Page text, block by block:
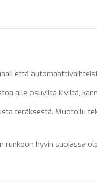
että
alle osuvilta kiviltä,
teräksestä. Muotoilu
runkoon hyvin suojassa